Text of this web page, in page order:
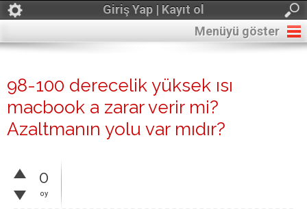
Giriş Yap | Kayıt ol
Menüyü göster
98-100 derecelik yüksek ısı
macbook a zarar verir mi?
Azaltmanın yolu var mıdır?
0
oy